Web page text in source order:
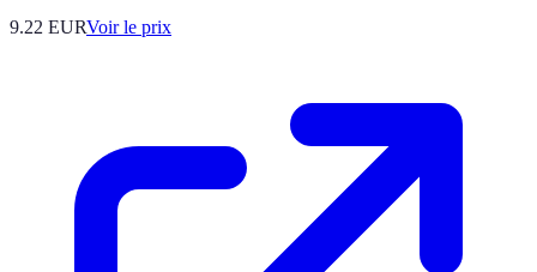
9.22 EURVoir le prix